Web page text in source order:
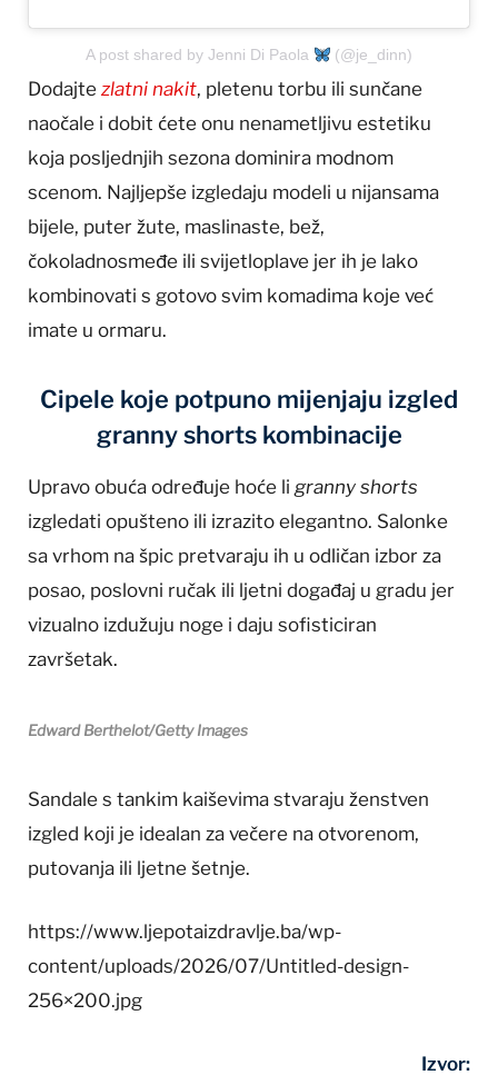
A post shared by Jenni Di Paola (@je_dinn)
Dodajte zlatni nakit, pletenu torbu ili sunčane
naočale i dobit ćete onu nenametljivu estetiku
koja posljednjih sezona dominira modnom
scenom. Najljepše izgledaju modeli u nijansama
bijele, puter žute, maslinaste, bež,
čokoladnosmeđe ili svijetloplave jer ih je lako
kombinovati s gotovo svim komadima koje već
imate u ormaru.
Cipele koje potpuno mijenjaju izgled
granny shorts kombinacije
Upravo obuća određuje hoće li granny shorts
izgledati opušteno ili izrazito elegantno. Salonke
sa vrhom na špic pretvaraju ih u odličan izbor za
posao, poslovni ručak ili ljetni događaj u gradu jer
vizualno izdužuju noge i daju sofisticiran
završetak.
Edward Berthelot/Getty Images
Sandale s tankim kaiševima stvaraju ženstven
izgled koji je idealan za večere na otvorenom,
putovanja ili ljetne šetnje.
https://www.ljepotaizdravlje.ba/wp-
content/uploads/2026/07/Untitled-design-
256×200.jpg
Izvor: